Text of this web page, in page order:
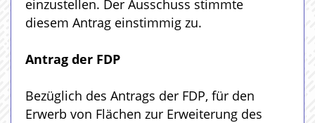
einzustellen. Der Ausschuss stimmte
diesem Antrag einstimmig zu.
Antrag der FDP
Bezüglich des Antrags der FDP, für den
Erwerb von Flächen zur Erweiterung des